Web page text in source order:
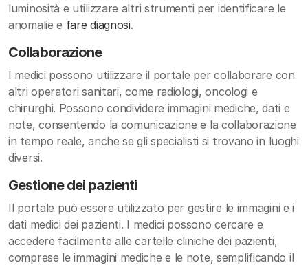
luminosità e utilizzare altri strumenti per identificare le
anomalie e fare diagnosi.
Collaborazione
I medici possono utilizzare il portale per collaborare con
altri operatori sanitari, come radiologi, oncologi e
chirurghi. Possono condividere immagini mediche, dati e
note, consentendo la comunicazione e la collaborazione
in tempo reale, anche se gli specialisti si trovano in luoghi
diversi.
Gestione dei pazienti
Il portale può essere utilizzato per gestire le immagini e i
dati medici dei pazienti. I medici possono cercare e
accedere facilmente alle cartelle cliniche dei pazienti,
comprese le immagini mediche e le note, semplificando il